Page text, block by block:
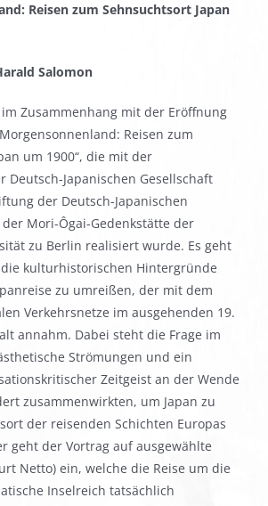
Reisen zum Sehnsuchtsort Japan
Salomon
Zusammenhang mit der Eröffnung
Reisen zum
um 1900“, die mit der
Deutsch-Japanischen Gesellschaft
der Deutsch-Japanischen
Mori-Ôgai-Gedenkstätte der
zu Berlin realisiert wurde. Es geht
kulturhistorischen Hintergründe
zu umreißen, der mit dem
Verkehrsnetze im ausgehenden 19.
annahm. Dabei steht die Frage im
Strömungen und ein
Zeitgeist an der Wende
zusammenwirkten, um Japan zu
der reisenden Schichten Europas
geht der Vortrag auf ausgewählte
Netto) ein, welche die Reise um die
Inselreich tatsächlich